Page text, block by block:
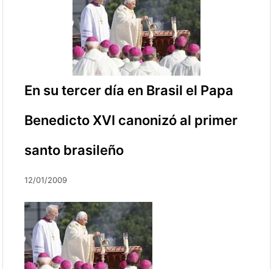
En su tercer día en Brasil el Papa
Benedicto XVI canonizó al primer
santo brasileño
12/01/2009